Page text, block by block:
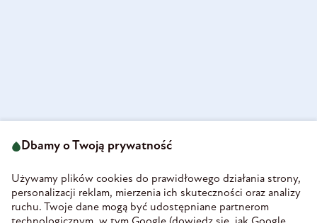
58-160 Świebodzice
REGON 890213034
INFORMACJE
Dbamy o Twoją prywatność
Używamy plików cookies do prawidłowego działania strony,
personalizacji reklam, mierzenia ich skuteczności oraz analizy
ruchu. Twoje dane mogą być udostępniane partnerom